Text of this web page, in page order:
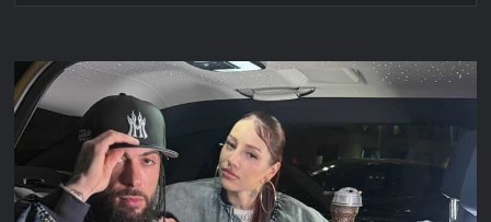
kulminacja
współpracy
Nine
Inch
Nails
z
Boys